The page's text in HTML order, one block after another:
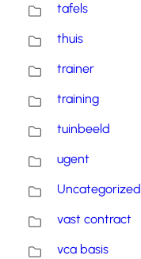
tafels
thuis
trainer
training
tuinbeeld
ugent
Uncategorized
vast contract
vca basis